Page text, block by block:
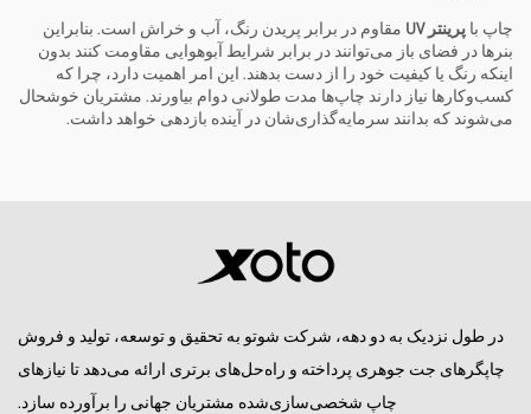
چاپ با پرینتر UV
مقاوم در برابر پریدن رنگ، آب و خراش است. بنابراین
بنرها در فضای باز می‌توانند در برابر شرایط آبوهوایی مقاومت کنند بدون
اینکه رنگ یا کیفیت خود را از دست بدهند. این امر اهمیت دارد، چرا که
کسب‌وکارها نیاز دارند چاپ‌ها مدت طولانی دوام بیاورند. مشتریان خوشحال
می‌شوند که بدانند سرمایه‌گذاری‌شان در آینده بازدهی خواهد داشت.
در طول نزدیک به دو دهه، شرکت شوتو به تحقیق و توسعه، تولید و فروش
چاپگرهای جت جوهری پرداخته و راه‌حل‌های برتری ارائه می‌دهد تا نیازهای
چاپ شخصی‌سازی‌شده مشتریان جهانی را برآورده سازد.